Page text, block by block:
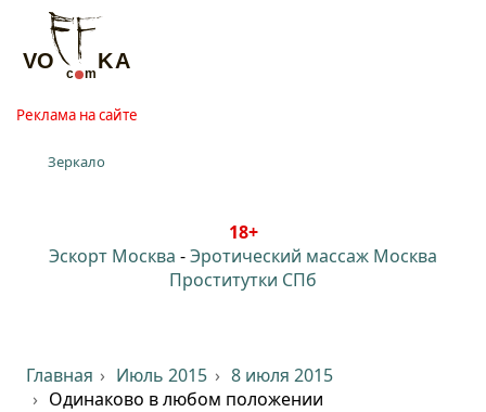
Реклама на сайте
Зеркало
18+
Эскорт Москва -Эротический массаж Москва
Проститутки СПб
Главная Июль 2015
8 июля 2015
Одинаково в любом положении